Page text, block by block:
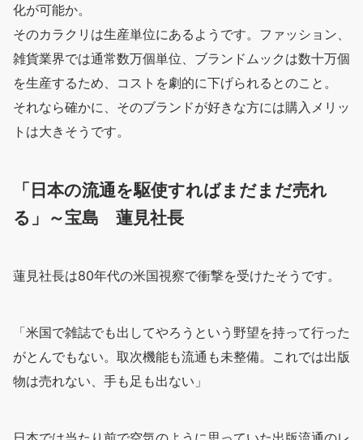
化が可能か。
そのカラクリは生産単位にあるようです。ファッション、
雑貨業界では通常数万個単位、ブランドムックは数十万個
を生産するため、コストを劇的に下げられるとのこと。
それなら確かに、そのブランドが好きな方には購入メリッ
トは大きそうです。
「日本の流通を駆使すればまだまだ売れ
る」～宝島 蓮見社長
蓮見社長は80年代の米国視察で衝撃を受けたそうです。
「米国で雑誌でも出してやろうという野望を持って行った
がとんでもない。取次機能も流通も未整備。これでは出版
物は売れない、手も足も出ない」